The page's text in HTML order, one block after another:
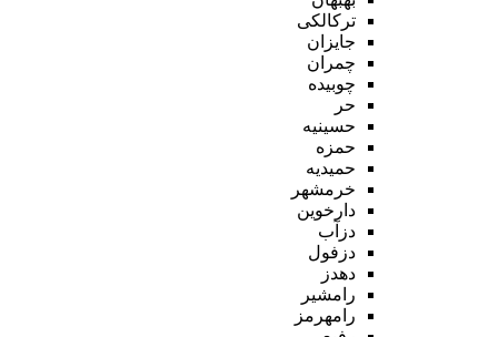
ترکالکی
جایزان
چمران
چوبیده
حر
حسینیه
حمزه
حمیدیه
خرمشهر
دارخوین
دزآب
دزفول
دهدز
رامشیر
رامهرمز